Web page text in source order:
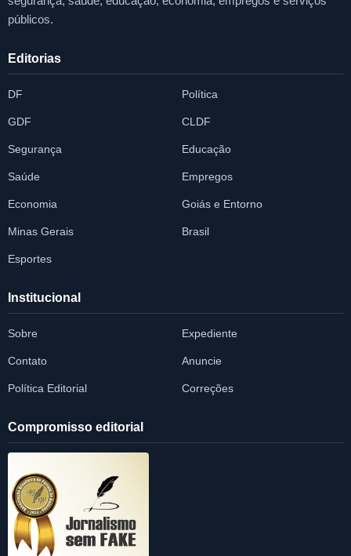
públicos.
Editorias
DF Política
GDF CLDF
Segurança Educação
Saúde Empregos
Economia Goiás e Entorno
Minas Gerais Brasil
Esportes
Institucional
Sobre Expediente
Contato Anuncie
Política Editorial Correções
Compromisso editorial